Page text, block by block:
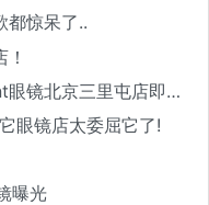
都惊呆了..
“眼”绎风尚，“镜”彩不停——Front眼镜北京三里屯店即将开业
眼镜店太委屈它了!
曝光